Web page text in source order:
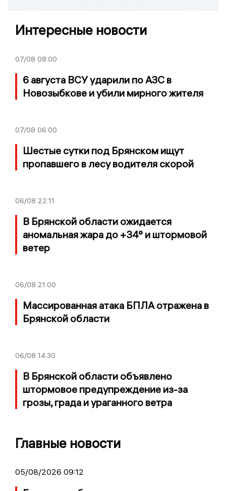
Интересные новости
07/08 08:00
6 августа ВСУ ударили по АЗС в
Новозыбкове и убили мирного жителя
07/08 06:00
Шестые сутки под Брянском ищут
пропавшего в лесу водителя скорой
06/08 22:11
В Брянской области ожидается
аномальная жара до +34° и штормовой
ветер
06/08 21:00
Массированная атака БПЛА отражена в
Брянской области
06/08 14:30
В Брянской области объявлено
штормовое предупреждение из-за
грозы, града и ураганного ветра
Главные новости
05/08/2026 09:12